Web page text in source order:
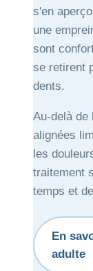
s'en
une
sont
se retirent
dents.
Au-delà de
alignées
les
traitement
temps et
En
adulte